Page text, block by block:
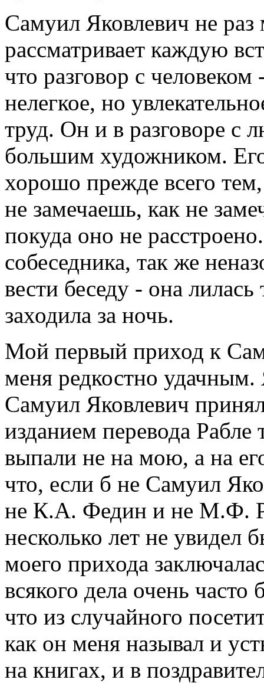
Самуил Яковлевич не
рассматривает каждую
что разговор с
нелегкое, но
труд. Он и в разговоре с
большим художником.
хорошо прежде всего
не замечаешь, как не
покуда оно не
собеседника, так же
вести беседу - она
заходила за ночь.
Мой первый приход к
меня редкостно
Самуил Яковлевич
изданием перевода Рабле
выпали не на мою, а на
что, если б не Самуил
не К.А. Федин и не М.Ф.
несколько лет не увидел
моего прихода
всякого дела очень
что из случайного
как он меня называл и
на книгах, и в